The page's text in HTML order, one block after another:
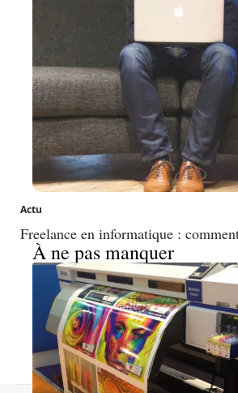
Actu
Freelance en informatique :
À ne pas manquer